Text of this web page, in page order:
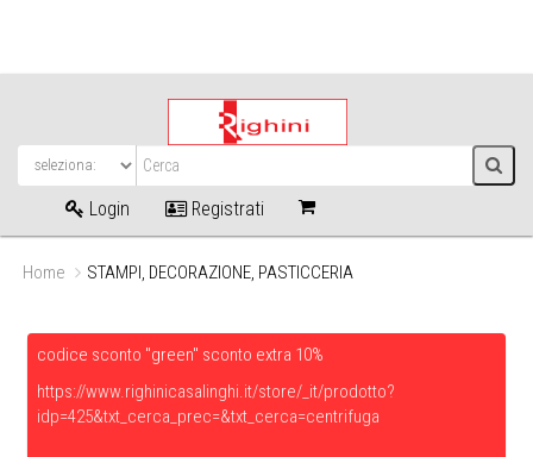
Login Registrati
Home STAMPI, DECORAZIONE, PASTICCERIA
codice sconto "green" sconto extra 10%
https://www.righinicasalinghi.it/store/_it/prodotto?
idp=425&txt_cerca_prec=&txt_cerca=centrifuga